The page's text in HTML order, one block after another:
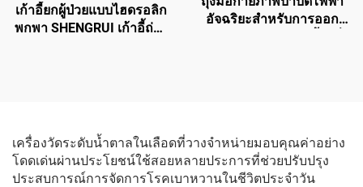
เก้าอี้ยกผู้ป่วยแบบไฮดรอลิก
พกพา SHENGRUI เก้าอี้ถ่าย
อัจฉริยะสำหรับการออก
เครื่องวัดระดับน้ำตาลในเลือดที่วางจำหน่ายมอบคุณค่าอย่าง
โดดเด่นผ่านประโยชน์ใช้สอยหลายประการที่ช่วยปรับปรุง
ประสบการณ์การจัดการโรคเบาหวานในชีวิตประจำวัน